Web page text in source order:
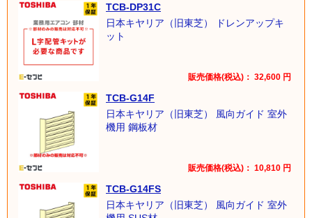
TCB-DP31C
日本キヤリア（旧東芝） ドレンアップキ
ット
販売価格(税込)： 32,600 円
TCB-G14F
日本キヤリア（旧東芝） 風向ガイド 室外
機用 鋼板材
販売価格(税込)： 10,810 円
TCB-G14FS
日本キヤリア（旧東芝） 風向ガイド 室外